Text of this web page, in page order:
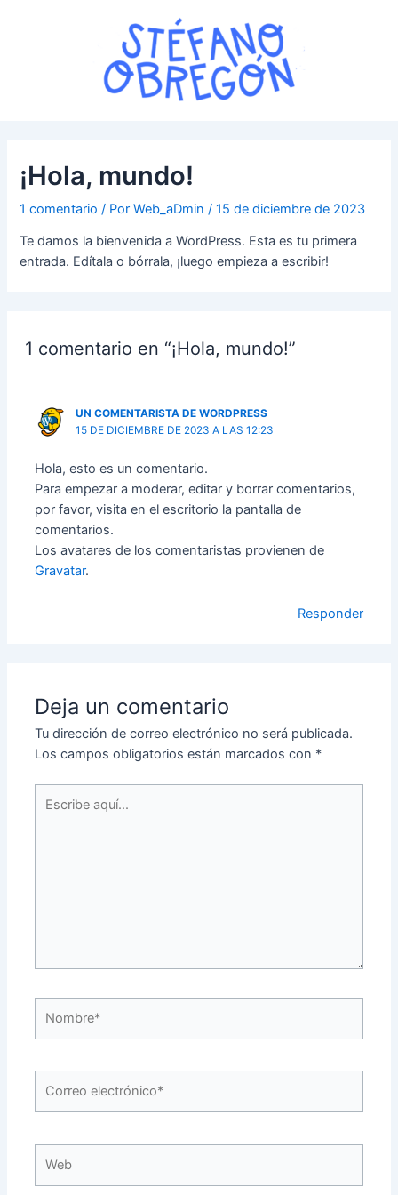
¡Hola, mundo!
1 comentario / PorWeb_aDmin/15 de diciembre de 2023
Te damos la bienvenida a WordPress. Esta es tu primera
entrada. Edítala o bórrala, ¡luego empieza a escribir!
1 comentario en “¡Hola, mundo!”
UN COMENTARISTA DE WORDPRESS
15 DE DICIEMBRE DE 2023 A LAS 12:23
Hola, esto es un comentario.
Para empezar a moderar, editar y borrar comentarios,
por favor, visita en el escritorio la pantalla de
comentarios.
Los avatares de los comentaristas provienen de
Gravatar.
Responder
Deja un comentario
Tu dirección de correo electrónico no será publicada.
Los campos obligatorios están marcados con *
aquí...
electrónico*